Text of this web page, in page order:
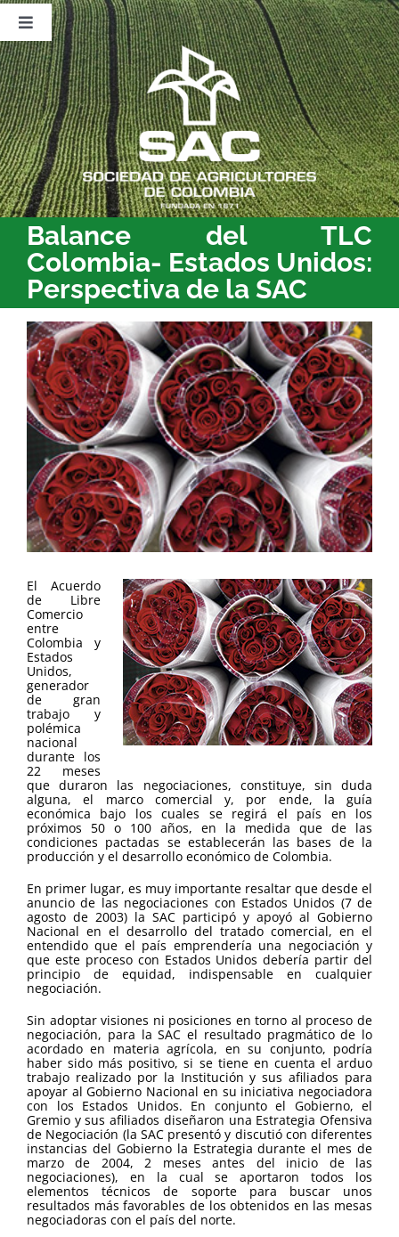
Saltar
contenido
Toggle
Navigation
Nosotros
Publicaciones
Sala de Prensa
Eventos
Balance del TLC
Colombia- Estados Unidos:
Perspectiva de la SAC
Ver
imagen
más
grande
El Acuerdo
de Libre
Comercio
entre
Colombia y
Estados
Unidos,
generador
de gran
trabajo y
polémica
nacional
durante los
22 meses
que duraron las negociaciones, constituye, sin duda
alguna, el marco comercial y, por ende, la guía
económica bajo los cuales se regirá el país en los
próximos 50 o 100 años, en la medida que de las
condiciones pactadas se establecerán las bases de la
producción y el desarrollo económico de Colombia.
En primer lugar, es muy importante resaltar que desde el
anuncio de las negociaciones con Estados Unidos (7 de
agosto de 2003) la SAC participó y apoyó al Gobierno
Nacional en el desarrollo del tratado comercial, en el
entendido que el país emprendería una negociación y
que este proceso con Estados Unidos debería partir del
principio de equidad, indispensable en cualquier
negociación.
Sin adoptar visiones ni posiciones en torno al proceso de
negociación, para la SAC el resultado pragmático de lo
acordado en materia agrícola, en su conjunto, podría
haber sido más positivo, si se tiene en cuenta el arduo
trabajo realizado por la Institución y sus afiliados para
apoyar al Gobierno Nacional en su iniciativa negociadora
con los Estados Unidos. En conjunto el Gobierno, el
Gremio y sus afiliados diseñaron una Estrategia Ofensiva
de Negociación (la SAC presentó y discutió con diferentes
instancias del Gobierno la Estrategia durante el mes de
marzo de 2004, 2 meses antes del inicio de las
negociaciones), en la cual se aportaron todos los
elementos técnicos de soporte para buscar unos
resultados más favorables de los obtenidos en las mesas
negociadoras con el país del norte.